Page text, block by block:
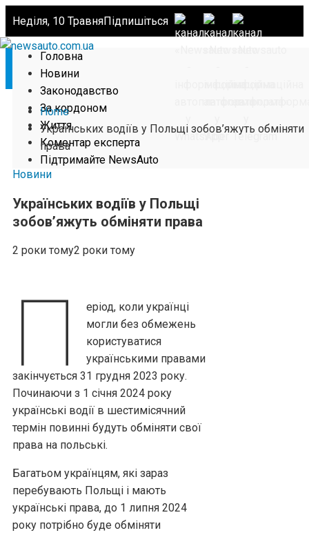
Неділя, 10 ТравняПідпишіться
Головна
Новини
Законодавство
За кордоном
Життя
Коментар експерта
Підтримайте NewsAuto
Home
Українських водіїв у Польщі зобов’яжуть обміняти
права
Новини
Українських водіїв у Польщі
зобов’яжуть обміняти права
2 роки тому2 роки тому
П
еріод, коли українці
могли без обмежень
користуватися
українськими правами
закінчується 31 грудня 2023 року.
Починаючи з 1 січня 2024 року
українські водії в шестимісячний
термін повинні будуть обміняти свої
права на польські.
Багатьом українцям, які зараз
перебувають Польщі і мають
українські права, до 1 липня 2024
року потрібно буде обміняти